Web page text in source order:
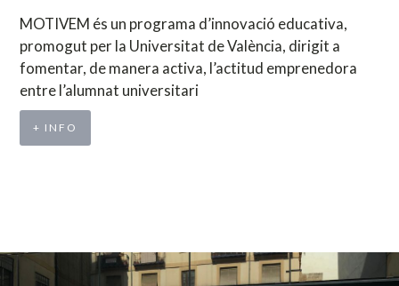
MOTIVEM és un programa d’innovació educativa,
promogut per la Universitat de València, dirigit a
fomentar, de manera activa, l’actitud emprenedora
entre l’alumnat universitari
+ INFO